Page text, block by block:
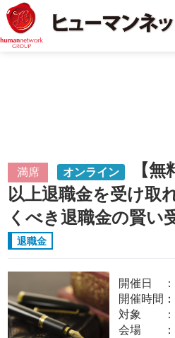
満席 オンライン
【無
以上退職金を受け取
くべき退職金の賢い
退職金
開催日
開催時間：
対象
会場